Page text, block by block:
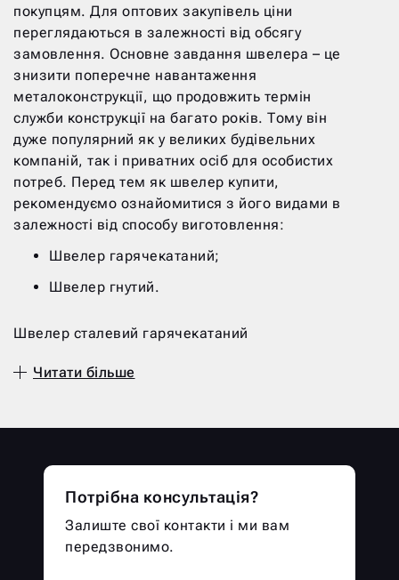
покупцям. Для оптових закупівель ціни
переглядаються в залежності від обсягу
замовлення. Основне завдання швелера – це
знизити поперечне навантаження
металоконструкції, що продовжить термін
служби конструкції на багато років. Тому він
дуже популярний як у великих будівельних
компаній, так і приватних осіб для особистих
потреб. Перед тем як швелер купити,
рекомендуємо ознайомитися з його видами в
залежності від способу виготовлення:
Швелер гарячекатаний;
Швелер гнутий.
Швелер сталевий гарячекатаний
спеціальних прокатних станах. Стандарт
У – внутрішні грані розташовані під
ухилом;
П – внутрішні межі паралельні;
Е – економічний варіант продукції з
Читати більше
Потрібна консультація?
Залиште свої контакти і ми вам
передзвонимо.